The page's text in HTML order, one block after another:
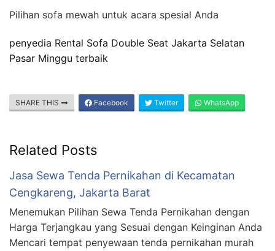
Pilihan sofa mewah untuk acara spesial Anda
penyedia Rental Sofa Double Seat Jakarta Selatan
Pasar Minggu terbaik
SHARE THIS Facebook Twitter WhatsApp
Related Posts
Jasa Sewa Tenda Pernikahan di Kecamatan
Cengkareng, Jakarta Barat
Menemukan Pilihan Sewa Tenda Pernikahan dengan
Harga Terjangkau yang Sesuai dengan Keinginan Anda
Mencari tempat penyewaan tenda pernikahan murah